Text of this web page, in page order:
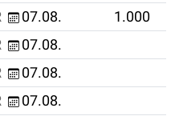
07.08.
1.000
07.08.
07.08.
07.08.